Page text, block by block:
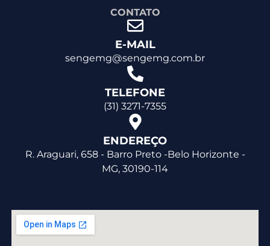
CONTATO
E-MAIL
sengemg@sengemg.com.br
TELEFONE
(31) 3271-7355
ENDEREÇO
R. Araguari, 658 - Barro Preto -Belo Horizonte -
MG, 30190-114